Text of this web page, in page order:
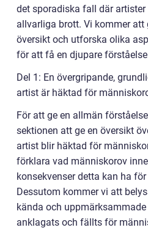
det sporadiska fall där
allvarliga brott. Vi kommer att
översikt och utforska olika
för att få en djupare
Del 1: En övergripande,
artist är häktad för
För att ge en allmän
sektionen att ge en översikt
artist blir häktad för
förklara vad människorov
konsekvenser detta kan ha
Dessutom kommer vi att
kända och
anklagats och fällts för